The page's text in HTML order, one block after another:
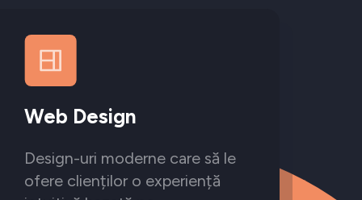
Web Design
Design-uri moderne care să le
ofere clienților o experiență